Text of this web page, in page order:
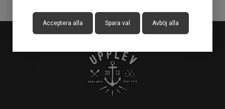
Acceptera alla Spara val Avböj alla